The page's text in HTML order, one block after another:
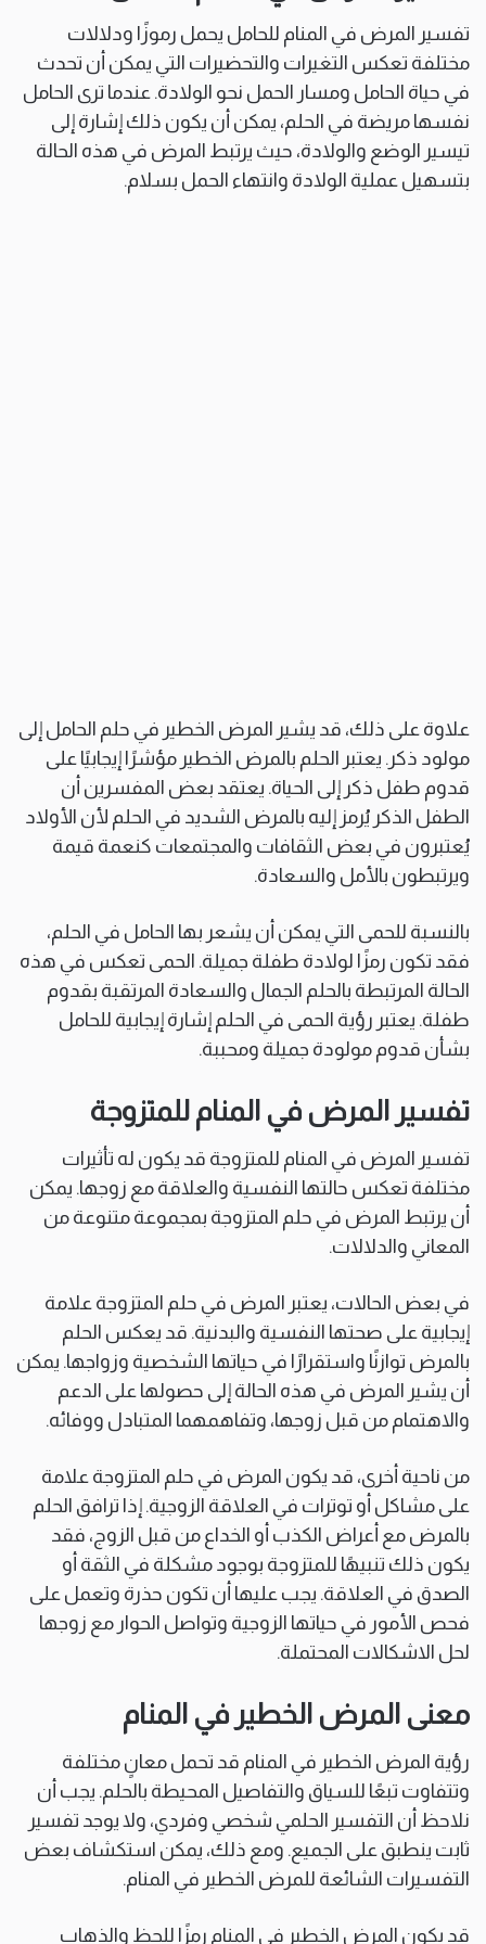
تفسير المرض في المنام للحامل يحمل رموزًا ودلالات
مختلفة تعكس التغيرات والتحضيرات التي يمكن أن تحدث
في حياة الحامل ومسار الحمل نحو الولادة. عندما ترى الحامل
نفسها مريضة في الحلم، يمكن أن يكون ذلك إشارة إلى
تيسير الوضع والولادة، حيث يرتبط المرض في هذه الحالة
بتسهيل عملية الولادة وانتهاء الحمل بسلام.
علاوة على ذلك، قد يشير المرض الخطير في حلم الحامل إلى
مولود ذكر. يعتبر الحلم بالمرض الخطير مؤشرًا إيجابيًا على
قدوم طفل ذكر إلى الحياة. يعتقد بعض المفسرين أن
الطفل الذكر يُرمز إليه بالمرض الشديد في الحلم لأن الأولاد
يُعتبرون في بعض الثقافات والمجتمعات كنعمة قيمة
ويرتبطون بالأمل والسعادة.
بالنسبة للحمى التي يمكن أن يشعر بها الحامل في الحلم،
فقد تكون رمزًا لولادة طفلة جميلة. الحمى تعكس في هذه
الحالة المرتبطة بالحلم الجمال والسعادة المرتقبة بقدوم
طفلة. يعتبر رؤية الحمى في الحلم إشارة إيجابية للحامل
بشأن قدوم مولودة جميلة ومحببة.
تفسير المرض في المنام للمتزوجة
تفسير المرض في المنام للمتزوجة قد يكون له تأثيرات
مختلفة تعكس حالتها النفسية والعلاقة مع زوجها. يمكن
أن يرتبط المرض في حلم المتزوجة بمجموعة متنوعة من
المعاني والدلالات.
في بعض الحالات، يعتبر المرض في حلم المتزوجة علامة
إيجابية على صحتها النفسية والبدنية. قد يعكس الحلم
بالمرض توازنًا واستقرارًا في حياتها الشخصية وزواجها. يمكن
أن يشير المرض في هذه الحالة إلى حصولها على الدعم
والاهتمام من قبل زوجها، وتفاهمهما المتبادل ووفائه.
من ناحية أخرى، قد يكون المرض في حلم المتزوجة علامة
على مشاكل أو توترات في العلاقة الزوجية. إذا ترافق الحلم
بالمرض مع أعراض الكذب أو الخداع من قبل الزوج، فقد
يكون ذلك تنبيهًا للمتزوجة بوجود مشكلة في الثقة أو
الصدق في العلاقة. يجب عليها أن تكون حذرة وتعمل على
فحص الأمور في حياتها الزوجية وتواصل الحوار مع زوجها
لحل الاشكالات المحتملة.
معنى المرض الخطير في المنام
رؤية المرض الخطير في المنام قد تحمل معانٍ مختلفة
وتتفاوت تبعًا للسياق والتفاصيل المحيطة بالحلم. يجب أن
نلاحظ أن التفسير الحلمي شخصي وفردي، ولا يوجد تفسير
ثابت ينطبق على الجميع. ومع ذلك، يمكن استكشاف بعض
التفسيرات الشائعة للمرض الخطير في المنام.
قد يكون المرض الخطير في المنام رمزًا للحظ والذهاب